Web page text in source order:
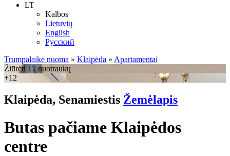
LT
Kalbos
Lietuvių
English
Русский
Trumpalaikė nuoma » Klaipėda » Apartamentai
Žiūrėti 17 nuotraukų
+12
Klaipėda, Senamiestis Žemėlapis
Butas pačiame Klaipėdos
centre